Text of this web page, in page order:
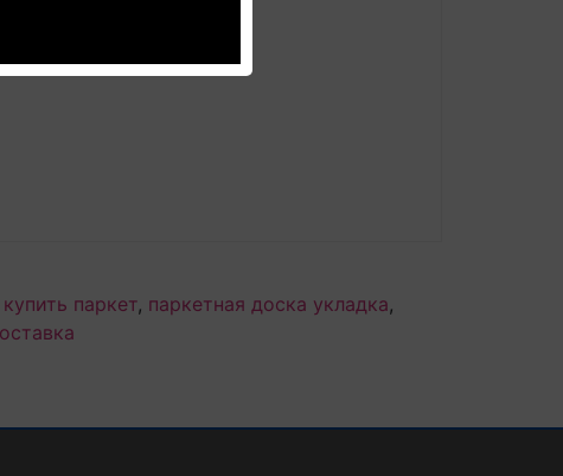
купить паркет, паркетная доска укладка,